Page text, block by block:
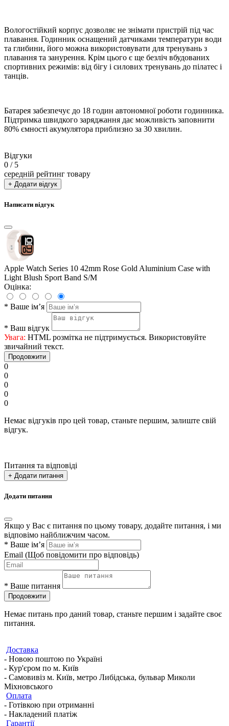
Вологостійкий корпус дозволяє не знімати пристрій під час
плавання. Годинник оснащений датчиками температури води
та глибини, його можна використовувати для тренувань з
плавання та занурення. Крім цього є ще безліч вбудованих
спортивних режимів: від бігу і силових тренувань до пілатес і
танців.
Батарея забезпечує до 18 годин автономної роботи годинника.
Підтримка швидкого заряджання дає можливість заповнити
80% ємності акумулятора приблизно за 30 хвилин.
Відгуки
0 / 5
середній рейтинг товару
+ Додати відгук
Написати відгук
Apple Watch Series 10 42mm Rose Gold Aluminium Case with
Light Blush Sport Band S/M
Оцінка:
* Ваше ім’я
* Ваш відгук
Увага: HTML розмітка не підтримується. Використовуйте
звичайний текст.
Продовжити
0
0
0
0
0
Немає відгуків про цей товар, станьте першим, залиште свій
відгук.
Питання та відповіді
+ Додати питання
Додати питання
Якщо у Вас є питання по цьому товару, додайте питання, і ми
відповімо найближчим часом.
* Ваше ім’я
Email (Щоб повідомити про відповідь)
* Ваше питання
Продовжити
Немає питань про даний товар, станьте першим і задайте своє
питання.
Доставка
- Новою поштою по Україні
- Кур'єром по м. Київ
- Самовивіз м. Київ, метро Либідська, бульвар Миколи
Міхновського
Оплата
- Готівкою при отриманні
- Накладений платіж
Гарантії